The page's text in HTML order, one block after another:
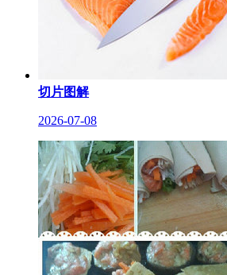
切片图解
2026-07-08